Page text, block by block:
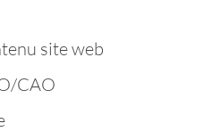
site web
CAO